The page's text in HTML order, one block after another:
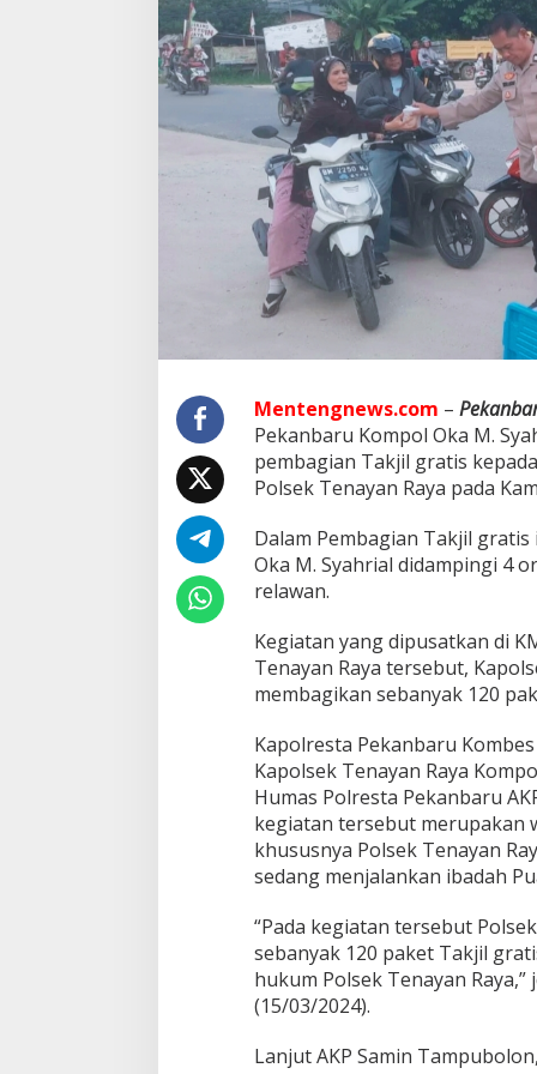
n
R
a
y
a
P
m
p
i
n
P
e
m
b
n
P
a
k
e
T
a
k
l
G
r
t
s
U
n
t
u
k
e
r
b
u
k
P
Mentengnews.com –
Pekanbaru Kompol Oka M.
pembagian Takjil gratis
Polsek Tenayan Raya pada
Dalam Pembagian Takjil
Oka M. Syahrial didampingi 4
relawan.
Kegiatan yang dipusatkan di
Tenayan Raya tersebut,
membagikan sebanyak 120
Kapolresta Pekanbaru
Kapolsek Tenayan Raya
Humas Polresta Pekanbaru
kegiatan tersebut merupakan
khususnya Polsek Tenayan
sedang menjalankan ibadah
“Pada kegiatan tersebut
sebanyak 120 paket Takjil
hukum Polsek Tenayan Raya,”
(15/03/2024).
Lanjut AKP Samin